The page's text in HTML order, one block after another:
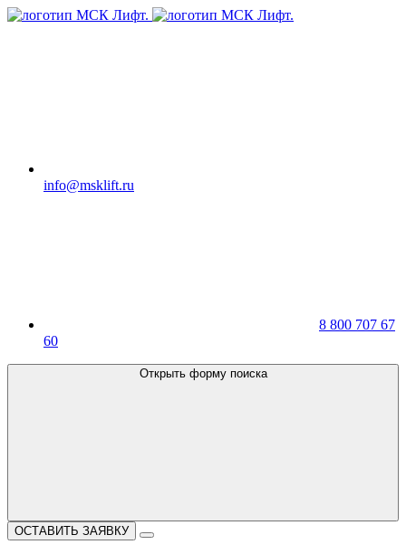
info@msklift.ru
8 800 707 67
60
Открыть форму поиска
ОСТАВИТЬ ЗАЯВКУ